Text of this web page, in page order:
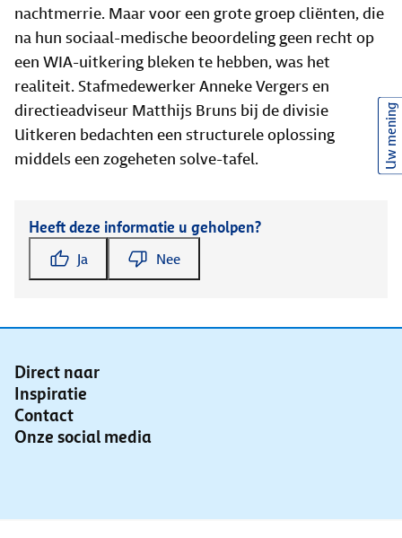
nachtmerrie. Maar voor een grote groep cliënten, die
na hun sociaal-medische beoordeling geen recht op
een WIA-uitkering bleken te hebben, was het
realiteit. Stafmedewerker Anneke Vergers en
directieadviseur Matthijs Bruns bij de divisie
Uitkeren bedachten een structurele oplossing
middels een zogeheten solve-tafel.
Heeft deze informatie u geholpen?
Ja Nee
Direct naar
Inspiratie
Contact
Onze social media
Uw mening